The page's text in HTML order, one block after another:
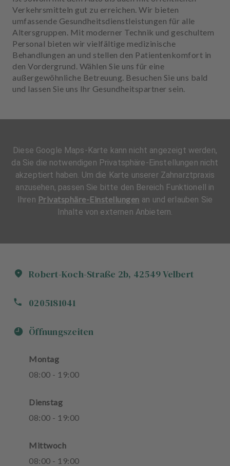
Verkehrsmitteln gut zu erreichen. Wir bieten
umfassende Gesundheitsdienstleistungen für alle
Altersgruppen. Mit moderner Technik und geschultem
Personal bieten wir vielfältige medizinische
Behandlungen an und stellen den Patientenkomfort in
den Vordergrund. Wählen Sie uns für eine
außergewöhnliche Betreuung. Besuchen Sie uns bald
und lassen Sie uns Ihr Gesundheitspartner sein.
Robert-Koch-Straße 2b, 42549Velbert
0205181041
Öffnungszeiten
Montag
08:00 - 19:00
Dienstag
08:00 - 19:00
Mittwoch
08:00 - 19:00
Diese Google Maps-Karte kann nicht angezeigt werden,
da Sie die notwendigen Privatsphäre-Einstellungen nicht
akzeptiert haben. Um die Karte unserer Zahnarztpraxis
anzusehen, passen Sie bitte den Bereich Funktionell in
Ihren Privatsphäre-Einstellungen an und erlauben Sie
Inhalte von externen Anbietern.